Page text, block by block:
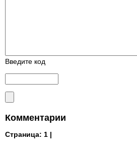
Введите код
Комментарии
Страница: 1 |